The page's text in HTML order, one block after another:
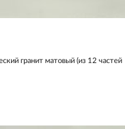
гранит матовый (из 12 частей